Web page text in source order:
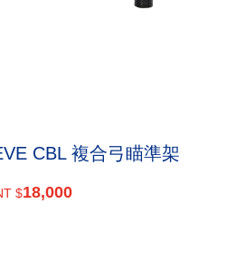
CBL 複合弓瞄準架
$18,000